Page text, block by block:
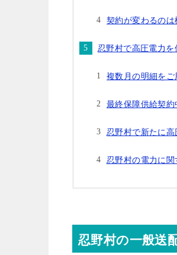
契約が変わるのは
忍野村で高圧電力を
複数月の明細を
最終保障供給契約
忍野村で新たに
忍野村の電力に
忍野村の一般送